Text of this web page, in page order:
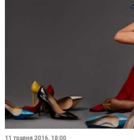
Facebookі
найцікавіших та актуальних
КЕЙТ МІДДЛТОН МОДА
ТУФЛІ
ВЗУТТЯ
СТИЛЬ ЗІРОК
модно
модне взуття 2016